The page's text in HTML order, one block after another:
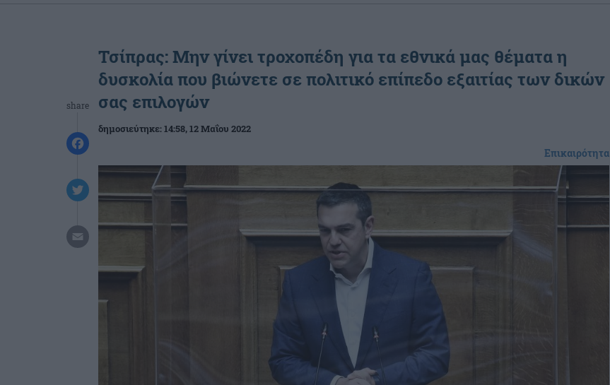
share
Τσίπρας: Μην γίνει τροχοπέδη για τα εθνικά μας θέματα η
δυσκολία που βιώνετε σε πολιτικό επίπεδο εξαιτίας των δικών
σας επιλογών
δημοσιεύτηκε:14:58, 12 Μαΐου 2022
Επικαιρότητα